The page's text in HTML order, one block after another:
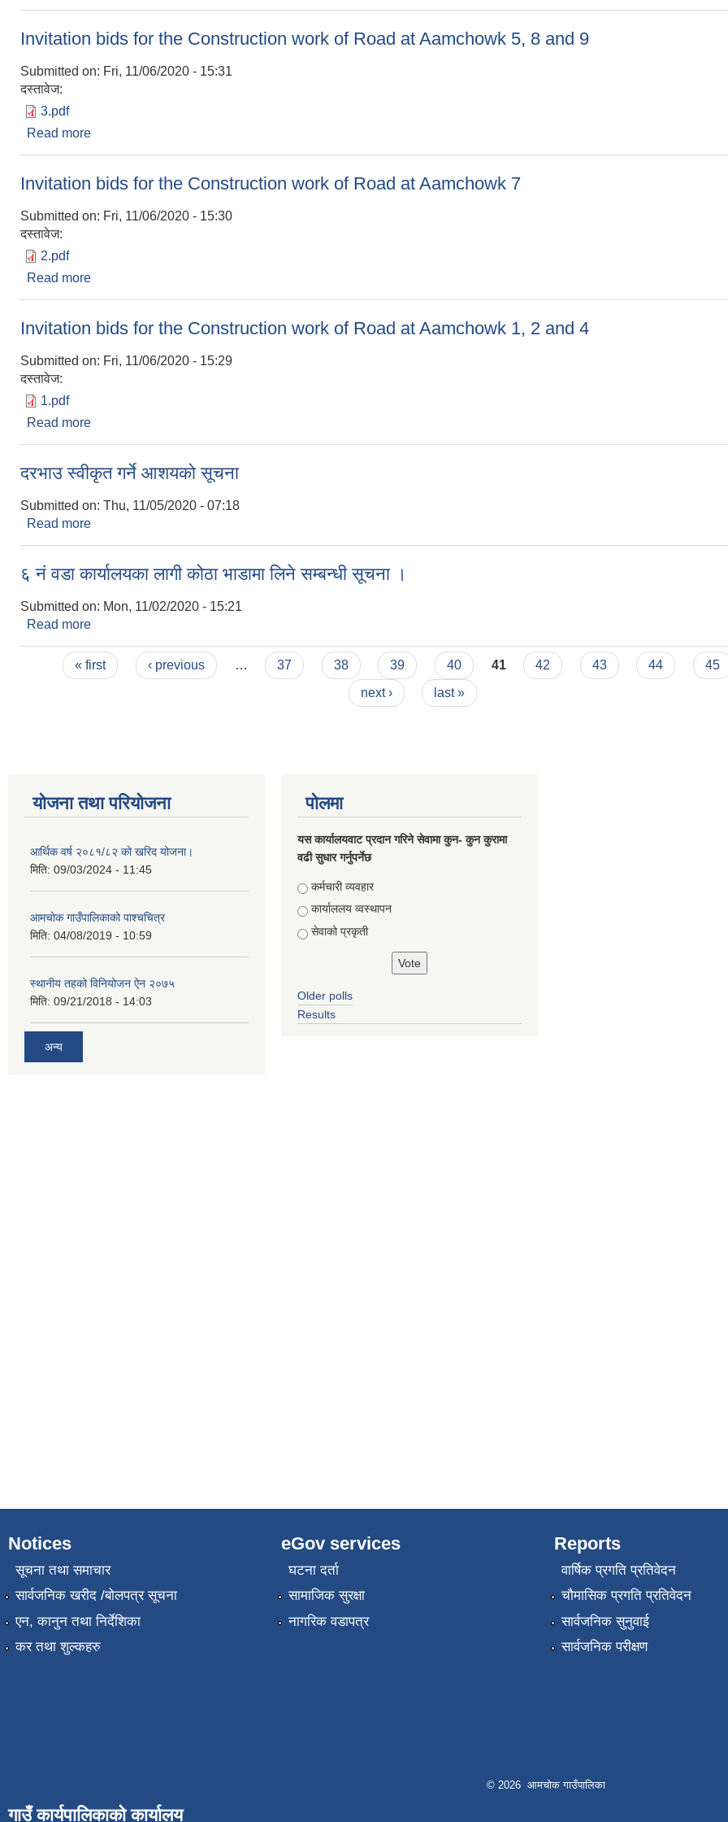
Invitation bids for the Construction work of Road at Aamchowk 5, 8 and 9
Submitted on: Fri, 11/06/2020 - 15:31
दस्तावेज:
3.pdf
Read more
Invitation bids for the Construction work of Road at Aamchowk 7
Submitted on: Fri, 11/06/2020 - 15:30
दस्तावेज:
2.pdf
Read more
Invitation bids for the Construction work of Road at Aamchowk 1, 2 and 4
Submitted on: Fri, 11/06/2020 - 15:29
दस्तावेज:
1.pdf
Read more
दरभाउ स्वीकृत गर्ने आशयको सूचना
Submitted on: Thu, 11/05/2020 - 07:18
Read more
६ नं वडा कार्यालयका लागी कोठा भाडामा लिने सम्बन्धी सूचना ।
Submitted on: Mon, 11/02/2020 - 15:21
Read more
Pages« first ‹ previous … 37 38 39 40 41 42 43 44
45
next ›
last »
योजना तथा परियोजना
आर्थिक वर्ष २०८१/८२ को खरिद योजना।
मिति: 09/03/2024 - 11:45
आमचोक गाउँपालिकाको पाश्चचित्र
मिति: 04/08/2019 - 10:59
स्थानीय तहको विनियोजन ऐन २०७५
मिति: 09/21/2018 - 14:03
अन्य
पोलमा
यस कार्यालयवाट प्रदान गरिने सेवामा कुन- कुन कुरामा
वढी सुधार गर्नुपर्नेछ
Choices
कर्मचारी व्यवहार
कार्याललय व्वस्थापन
सेवाको प्रकृती
Older polls
Results
Notices
सूचना तथा समाचार
सार्वजनिक खरीद /बोलपत्र सूचना
एन, कानुन तथा निर्देशिका
कर तथा शुल्कहरु
eGov services
घटना दर्ता
सामाजिक सुरक्षा
नागरिक वडापत्र
Reports
वार्षिक प्रगति प्रतिवेदन
चौमासिक प्रगति प्रतिवेदन
सार्वजनिक सुनुवाई
सार्वजनिक परीक्षण
© 2026 आमचोक गाउँपालिका
गाउँ कार्यपालिकाको कार्यालय